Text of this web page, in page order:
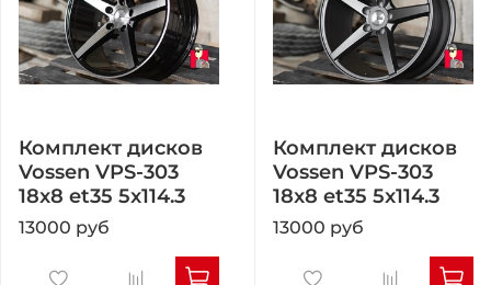
Комплект дисков
Vossen VPS-303
18x8 et35 5x114.3
13000 руб
Комплект дисков
Vossen VPS-303
18x8 et35 5x114.3
13000 руб